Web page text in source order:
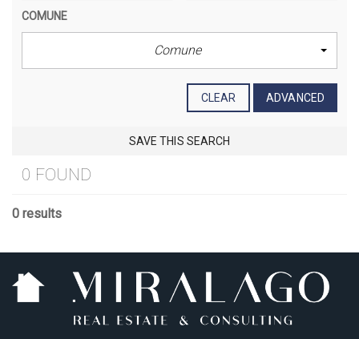
COMUNE
Comune
CLEAR ADVANCED
SAVE THIS SEARCH
0 FOUND
0 results